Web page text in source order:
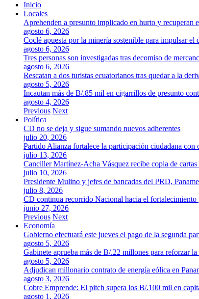
Inicio
Locales
Aprehenden a presunto implicado en hurto y recuperan
agosto 6, 2026
Coclé apuesta por la minería sostenible para impulsar el
agosto 6, 2026
Tres personas son investigadas tras decomiso de
agosto 6, 2026
Rescatan a dos turistas ecuatorianos tras quedar a la
agosto 5, 2026
Incautan más de B/.85 mil en cigarrillos de presunto
agosto 4, 2026
Previous Next
Política
CD no se deja y sigue sumando nuevos adherentes
julio 20, 2026
Partido Alianza fortalece la participación ciudadana
julio 13, 2026
Canciller Martínez-Acha Vásquez recibe copia de
julio 10, 2026
Presidente Mulino y jefes de bancadas del PRD,
julio 8, 2026
CD continua recorrido Nacional hacia el fortalecimiento
junio 27, 2026
Previous Next
Economía
Gobierno efectuará este jueves el pago de la segunda
agosto 5, 2026
Gabinete aprueba más de B/.22 millones para reforzar
agosto 5, 2026
Adjudican millonario contrato de energía eólica en
agosto 3, 2026
Cobre Emprende: El pitch supera los B/.100 mil en
agosto 1, 2026